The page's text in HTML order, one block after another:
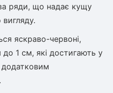
ряди, що надає кущу
яскраво-червоні,
1 см, які достигають у
додатковим